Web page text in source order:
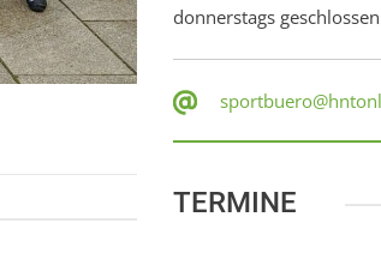
donnerstags
TERMINE